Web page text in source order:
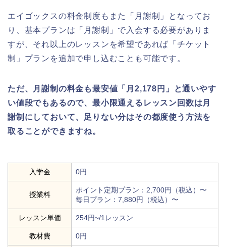
エイゴックスの料金制度もまた「月謝制」となってお
り、基本プランは「月謝制」で入会する必要がありま
すが、それ以上のレッスンを希望であれば「チケット
制」プランを追加で申し込むことも可能です。
ただ、月謝制の料金も最安値「月2,178円」と通いやす
い値段でもあるので、最小限通えるレッスン回数は月
謝制にしておいて、足りない分はその都度使う方法を
取ることができますね。
入学金 0円
授業料
ポイント定期プラン：2,700円（税込）〜
毎日プラン：7,880円（税込）〜
レッスン単価 254円~/1レッスン
教材費 0円